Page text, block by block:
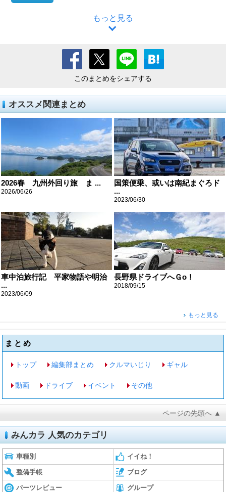
もっと見る
このまとめをシェアする
オススメ関連まとめ
2026春 九州外回り旅 ま ...
2026/06/26
国策便乗、或いは南紀まぐろド
...
2023/06/30
車中泊旅行記 平家物語や明治
...
2023/06/09
長野県ドライブへＧo！
2018/09/15
もっと見る
まとめ
トップ 編集部まとめ クルマいじり ギャル
動画 ドライブ イベント その他
ページの先頭へ ▲
みんカラ 人気のカテゴリ
車種別 イイね！
整備手帳 ブログ
パーツレビュー グループ